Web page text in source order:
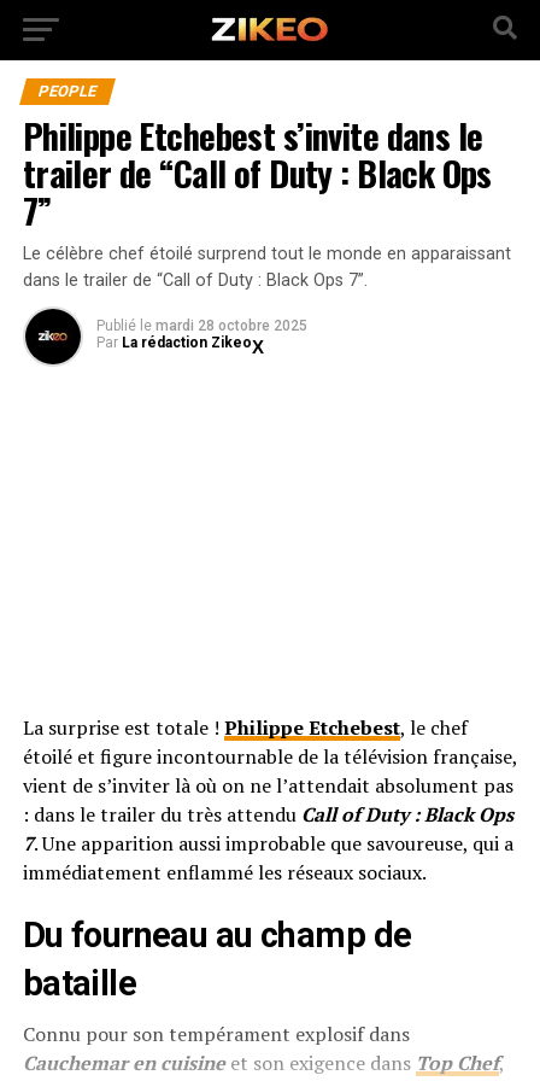
PEOPLE
Philippe Etchebest s’invite dans le
trailer de “Call of Duty : Black Ops
7”
Le célèbre chef étoilé surprend tout le monde en apparaissant
dans le trailer de “Call of Duty : Black Ops 7”.
Publié le mardi 28 octobre 2025
Par La rédaction Zikeo
La surprise est totale ! Philippe Etchebest, le chef
étoilé et figure incontournable de la télévision française,
vient de s’inviter là où on ne l’attendait absolument pas
: dans le trailer du très attendu Call of Duty : Black Ops
7. Une apparition aussi improbable que savoureuse, qui a
immédiatement enflammé les réseaux sociaux.
Du fourneau au champ de
bataille
Connu pour son tempérament explosif dans
Cauchemar en cuisineet son exigence dans Top Chef,